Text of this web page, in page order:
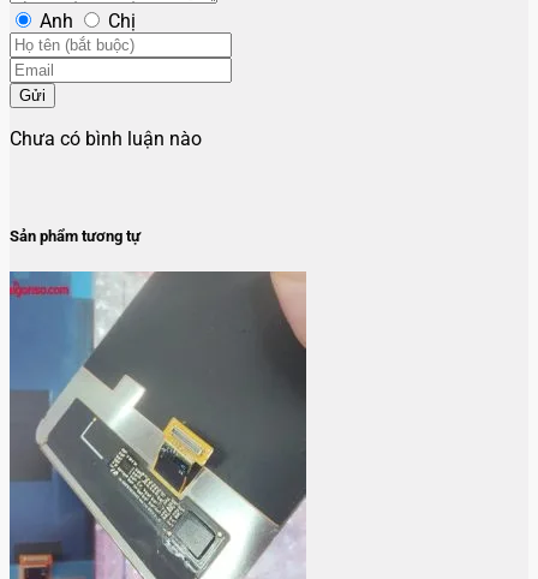
Anh Chị
Gửi
Chưa có bình luận nào
Sản phẩm tương tự